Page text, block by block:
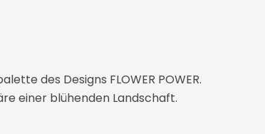
des Designs FLOWER POWER.
einer blühenden Landschaft.